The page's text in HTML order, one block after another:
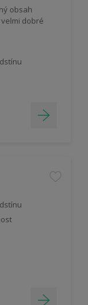
obsah
dobré